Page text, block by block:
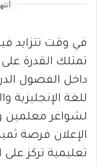
في وقت تتزايد
تمتلك القدرة
داخل الفصول
للغة الإنجليزية
لشواغر معلمين
الإعلان فرصة
تعليمية تركز